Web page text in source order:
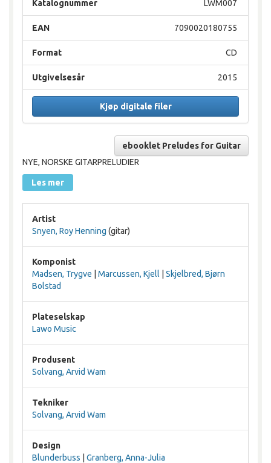
LWM007
Katalognummer
7090020180755
EAN
CD
Format
2015
Utgivelsesår
Kjøp digitale filer
ebooklet Preludes for Guitar
NYE, NORSKE GITARPRELUDIER
Les mer
Artist
Snyen, Roy Henning (gitar)
Komponist
Madsen, Trygve
Marcussen, Kjell
Skjelbred, Bjørn
Bolstad
Plateselskap
Lawo Music
Produsent
Solvang, Arvid Wam
Tekniker
Solvang, Arvid Wam
Design
Blunderbuss
Granberg, Anna-Julia